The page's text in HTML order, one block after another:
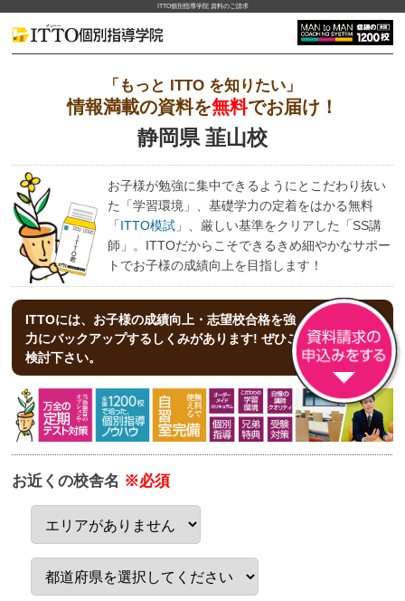
ITTO個別指導学院 資料のご請求
「もっと ITTO を知りたい」
情報満載の資料を無料でお届け！
静岡県 韮山校
お子様が勉強に集中できるようにとこだわり抜い
た「学習環境」、基礎学力の定着をはかる無料
「ITTO模試」、厳しい基準をクリアした「SS講
師」。ITTOだからこそできるきめ細やかなサポー
トでお子様の成績向上を目指します！
ITTOには、お子様の成績向上・志望校合格を強
力にバックアップする しくみがあります! ぜひご
検討下さい。
お近くの校舎名 ※必須